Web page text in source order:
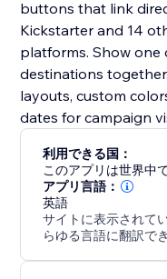
buttons that link
Kickstarter and 14
platforms. Show one
destinations
layouts, custom
dates for campaign
利用できる国：
このアプリは世界中
アプリ言語：
英語
サイトに表示されて
らゆる言語に翻訳で